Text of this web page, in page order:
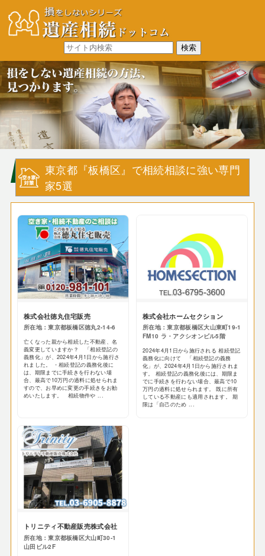
東京都『板橋区』で相続相談に強い専門
家5選
株式会社徳丸住宅販売
所在地：東京都板橋区徳丸2-14-6
亡くなった親から相続した不動産、名
義変更していますか？ 「相続登記の
義務化」が、2024年4月1日から施行さ
れました。 ・相続登記の義務化後に
は、期限までに手続きを行わない場
合、最高で10万円の過料に処せられま
すので、お早めに変更の手続きをお勧
めいたします。 相続物件や ...
株式会社ホームセクション
所在地：東京都板橋区大山東町19-1
FM10​ ラ・アクシオンビル5階
2024年4月1日から施行される 相続登記
義務化に向けて 「相続登記の義務
化」が、2024年4月1日から施行されま
す。 相続登記の義務化後には、期限ま
でに手続きを行わない場合、最高で10
万円の過料に処せられます。 既に所有
している不動産にも適用されます。 期
限は「自己のため ...
トリニティ不動産販売株式会社
所在地：東京都板橋区大山町30-1
山田ビル2F